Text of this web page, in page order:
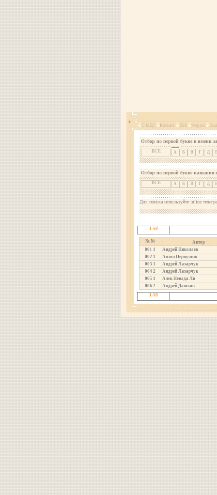
О МДС Каталог RSS Форум
Отбор по первой букве в имени
ВСЕ А Б В Г Д
Отбор по первой букве названия
ВСЕ А Б В Г Д
Для поиска используйте inline
1-50
№ №
Автор
001 1
Андрей Николаев
002 1
Антон Первушин
003 1
Андрей Лазарчук
004 2
Андрей Лазарчук
005 1
Алек Невада Ли
006 2
Андрей Дашков
1-50